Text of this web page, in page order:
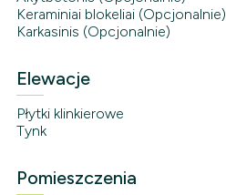
Keraminiai blokeliai (Opcjonalnie)
Karkasinis (Opcjonalnie)
Elewacje
Płytki klinkierowe
Tynk
Pomieszczenia